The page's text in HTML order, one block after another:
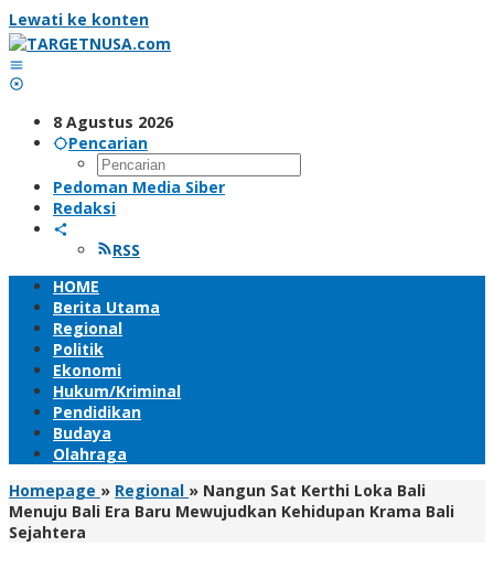
Lewati ke konten
8 Agustus 2026
Pencarian
Pedoman Media Siber
Redaksi
RSS
HOME
Berita Utama
Regional
Politik
Ekonomi
Hukum/Kriminal
Pendidikan
Budaya
Olahraga
Homepage » Regional » Nangun Sat Kerthi Loka Bali
Menuju Bali Era Baru Mewujudkan Kehidupan Krama Bali
Sejahtera